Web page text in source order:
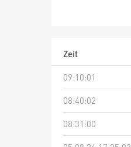
Zeit
09:10:01
08:40:02
08:31:00